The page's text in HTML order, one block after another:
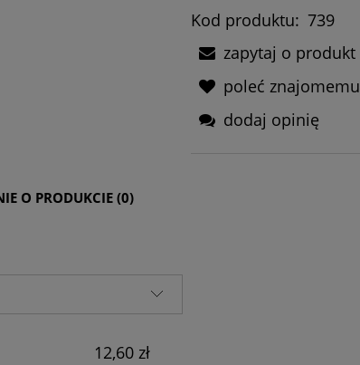
Kod produktu: 739
zapytaj o produkt
poleć znajomemu
dodaj opinię
O PRODUKCIE (0)
12,60 zł